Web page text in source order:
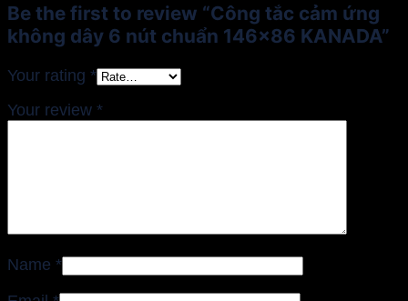
Be the first to review “Công tắc cảm ứng
không dây 6 nút chuẩn 146×86 KANADA”
Your rating *
Your review *
Name *